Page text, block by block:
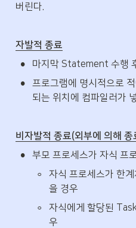
버린다.
자발적 종료
• 마지막 Statement 수행
•
프로그램에 명시적으로
되는 위치에 컴파일러가
비자발적 종료(외부에 의해 종
• 부모 프로세스가 자식 프
◦
자식 프로세스가 한
을 경우
◦
자식에게 할당된
우